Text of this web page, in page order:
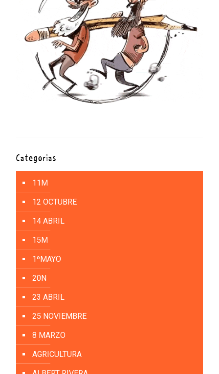
Categorías
11M
12 OCTUBRE
14 ABRIL
15M
1ºMAYO
20N
23 ABRIL
25 NOVIEMBRE
8 MARZO
AGRICULTURA